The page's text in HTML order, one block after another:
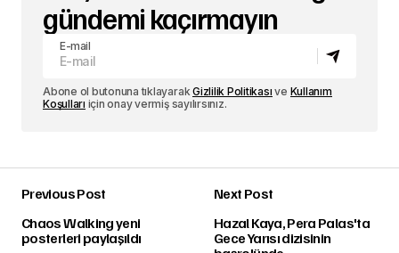
gündemi kaçırmayın
E-mail
Abone ol butonuna tıklayarakGizlilik Politikası ve Kullanım
Koşulları için onay vermiş sayılırsınız.
Previous Post
Chaos Walking yeni
posterleri paylaşıldı
Next Post
Hazal Kaya, Pera Palas'ta
Gece Yarısı dizisinin